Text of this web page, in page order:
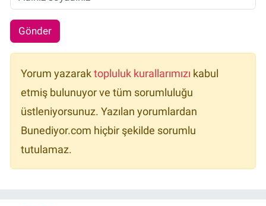
Gönder
Yorum yazarak topluluk kurallarımızı kabul
etmiş bulunuyor ve tüm sorumluluğu
üstleniyorsunuz. Yazılan yorumlardan
Bunediyor.com hiçbir şekilde sorumlu
tutulamaz.